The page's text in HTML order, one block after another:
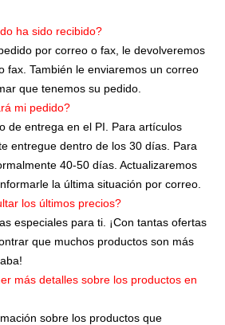
ha sido recibido?
por correo o fax, le devolveremos
fax. También le enviaremos un correo
que tenemos su pedido.
mi pedido?
de entrega en el PI. Para artículos
entregue dentro de los 30 días. Para
40-50 días. Actualizaremos
la última situación por correo.
los últimos precios?
especiales para ti. ¡Con tantas ofertas
que muchos productos son más
más detalles sobre los productos en
sobre los productos que